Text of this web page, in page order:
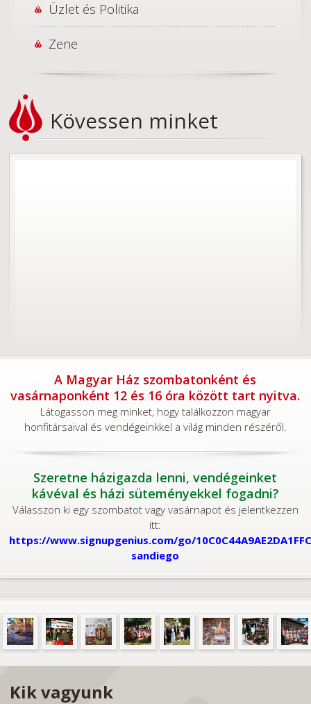
Üzlet és Politika
Zene
Kövessen minket
A Magyar Ház szombatonként és
vasárnaponként 12 és 16 óra között tart nyitva.
Látogasson meg minket, hogy találkozzon magyar
honfitársaival és vendégeinkkel a világ minden részéről.
Szeretne házigazda lenni, vendégeinket
kávéval és házi süteményekkel fogadni?
Válasszon ki egy szombatot vagy vasárnapot és jelentkezzen
itt:
https://www.signupgenius.com/go/
sandiego
Kik vagyunk